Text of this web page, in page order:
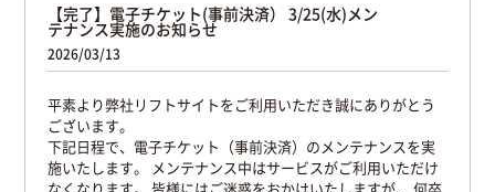
【完了】電子チケット(事前決済） 3/25(水)メン
テナンス実施のお知らせ
2026/03/13
平素より弊社リフトサイトをご利用いただき誠にありがとう
ございます。
下記日程で、電子チケット（事前決済）のメンテナンスを実
施いたします。
メンテナンス中はサービスがご利用いただけ
なくなります。 皆様にはご迷惑をおかけいたしますが、
何卒